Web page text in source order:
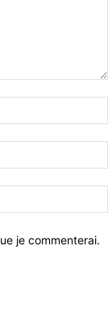
je commenterai.